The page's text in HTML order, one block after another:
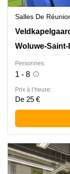
Salles De
Woluwe-
Personnes:
1 - 8
Prix à l’heure:
De 25 €